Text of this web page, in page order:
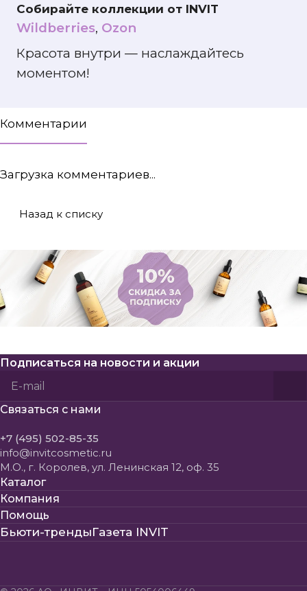
Собирайте коллекции от INVIT
Wildberries, Ozon
Красота внутри — наслаждайтесь
моментом!
Комментарии
Загрузка комментариев...
Назад к списку
Подписаться на новости и акции
Политикой конфиденциальности
Связаться с нами
+7 (495) 502-85-35
info@invitcosmetic.ru
М.О., г. Королев, ул. Ленинская 12, оф. 35
Каталог
Компания
Помощь
Бьюти-трендыГазета INVIT